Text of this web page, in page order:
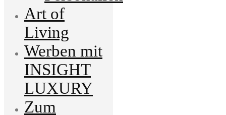
Art of
Living
Werben mit
INSIGHT
LUXURY
Zum